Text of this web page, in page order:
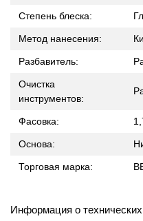
Степень блеска:
Метод нанесения:
Разбавитель:
Очистка
инструментов:
Фасовка:
Основа:
Торговая марка:
Информация о